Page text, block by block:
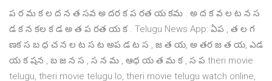
ప ర మ క ల ద న త సవ అ దర క ప రత య కమ . అ ద క వ ల ట న స
డ క న కల క డ అ త ప రత య క . Telugu News App: ఏప , త ల గ
ణక స బ ధ చ న ల ట స ట అప డ ట స , జ త య, అ తర జ త య, ఎడ
య క షన , బ జ న స , స న మ , ఆధ య త మ క , స ప theri movie
telugu, theri movie telugu lo, theri movie telugu watch online,